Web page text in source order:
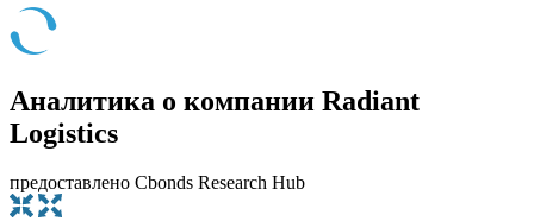
Аналитика о компании Radiant
Logistics
предоставлено Cbonds Research Hub